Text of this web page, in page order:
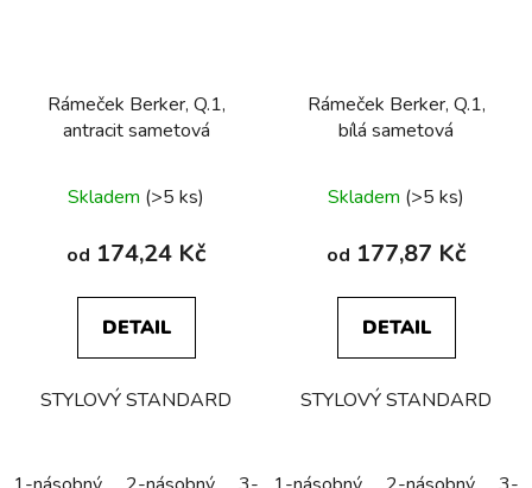
Rámeček Berker, Q.1,
antracit sametová
Skladem (>5 ks)
od 174,24 Kč
DETAIL
STYLOVÝ STANDARD
Rámeček Berker, Q.1,
bílá sametová
Skladem (>5 ks)
od 177,87 Kč
DETAIL
STYLOVÝ STANDARD